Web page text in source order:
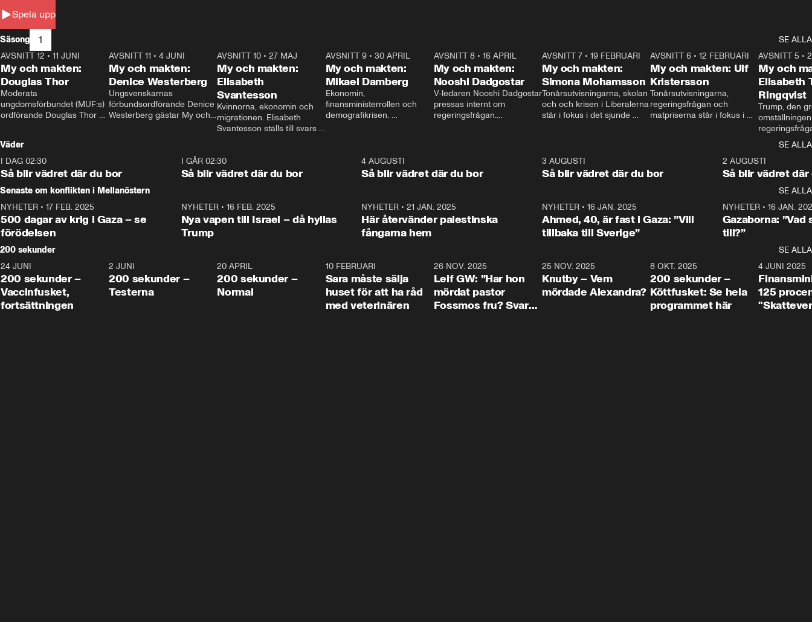
Spela upp
Säsong 1
SE ALLA
26:27
AVSNITT 12 • 11 JUNI
My och makten:
Douglas Thor
Moderata
ungdomsförbundet (MUF:s)
ordförande Douglas Thor
tonårsutvisningarna och hur
Moderaterna ska locka
väljare till valet i höst.
23:40
AVSNITT 11 •4 JUNI
My och makten:
Denice Westerberg
Ungsvenskarnas
förbundsordförande Denice
Westerberg gästar My och
AVSNITT 10 •27 MAJ
My och makten:
Elisabeth
Svantesson
Kvinnorna, ekonomin och
migrationen. Elisabeth
Svantesson ställs till svars
AVSNITT 9• 30 APRIL
My och makten:
Mikael Damberg
Ekonomin,
finansministerrollen och
demografikrisen.
och Makten.
AVSNITT 8• 16 APRIL
My och makten:
Nooshi Dadgostar
V-ledaren Nooshi Dadgostar
pressas internt om
regeringsfrågan.
– Vi ställer upp i val. Ska vi
vara med så sitter vi förstås
24:30
AVSNITT 7• 19 FEBRUARI
My och makten:
Simona Mohamsson
Tonårsutvisningarna, skolan
och och krisen i Liberalerna
står i fokus i det sjunde
kommentator My
Rohwedder ställer
utbildnings- och
Mohamsson till svars.
27:30
AVSNITT 6 •12 FEBRUARI
My och makten: Ulf
Kristersson
Tonårsutvisningarna,
regeringsfrågan och
matpriserna står i fokus i
Rohwedder ställer
statsminister Ulf Kristersson
AVSNITT 5 •
My och
Elisabeth
Ringqvist
Trump, den
centrum i
avsnittet av
Makten”. Se
Aftonbladets
Rohwedder
Thand Ring
Väder
SE ALLA
I DAG 02:30
Så blir vädret där du bor
1:06
I GÅR 02:30
Så blir vädret där du bor
4 AUGUSTI
Så blir vädret där du bor
3 AUGUSTI
Så blir vädret där du bor
2 AUGUSTI
Så blir vädret där
Senaste om konflikten i Mellanöstern
SE ALLA
NYHETER • 17 FEB. 2025
500 dagar av krig i Gaza – se
förödelsen
NYHETER• 16 FEB. 2025
Nya vapen till Israel – då hyllas
Trump
NYHETER •21 JAN. 2025
Här återvänder palestinska
fångarna hem
NYHETER• 16 JAN. 2025
Ahmed, 40, är fast i Gaza: ”Vill
tillbaka till Sverige”
NYHETER• 16 JAN.
Gazaborna:
till?”
200 sekunder
SE ALLA
5:00
24 JUNI
200 sekunder –
Vaccinfusket,
fortsättningen
4:23
2 JUNI
200 sekunder –
Testerna
20 APRIL
200 sekunder –
Normal
10 FEBRUARI
Sara måste sälja
huset för att ha råd
med veterinären
26 NOV. 2025
Leif GW: ”Har hon
mördat pastor
Fossmos fru? Svar
31:05
25 NOV. 2025
Knutby – Vem
mördade Alexandra?
4:29
8 OKT. 2025
200 sekunder –
Köttfusket: Se hela
programmet här
4 JUNI 2025
125